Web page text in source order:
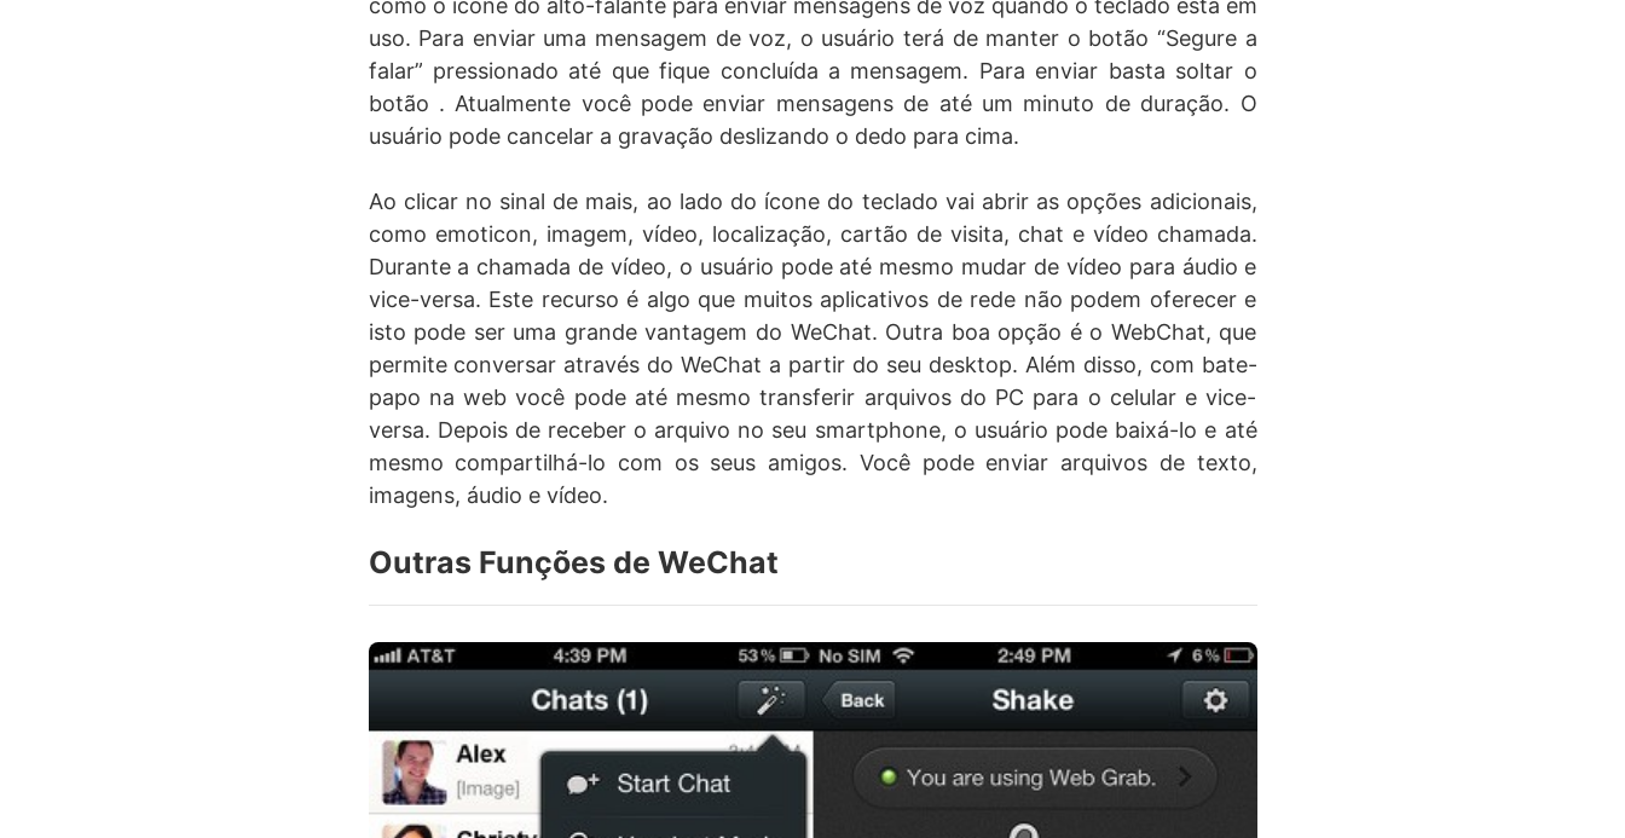
uso. Para enviar uma mensagem de voz, o usuário terá de manter o botão “Segure a
falar” pressionado até que fique concluída a mensagem. Para enviar basta soltar o
botão . Atualmente você pode enviar mensagens de até um minuto de duração. O
usuário pode cancelar a gravação deslizando o dedo para cima.
Ao clicar no sinal de mais, ao lado do ícone do teclado vai abrir as opções adicionais,
como emoticon, imagem, vídeo, localização, cartão de visita, chat e vídeo chamada.
Durante a chamada de vídeo, o usuário pode até mesmo mudar de vídeo para áudio e
vice-versa. Este recurso é algo que muitos aplicativos de rede não podem oferecer e
isto pode ser uma grande vantagem do WeChat. Outra boa opção é o WebChat, que
permite conversar através do WeChat a partir do seu desktop. Além disso, com bate-
papo na web você pode até mesmo transferir arquivos do PC para o celular e vice-
versa. Depois de receber o arquivo no seu smartphone, o usuário pode baixá-lo e até
mesmo compartilhá-lo com os seus amigos. Você pode enviar arquivos de texto,
imagens, áudio e vídeo.
Outras Funções de WeChat